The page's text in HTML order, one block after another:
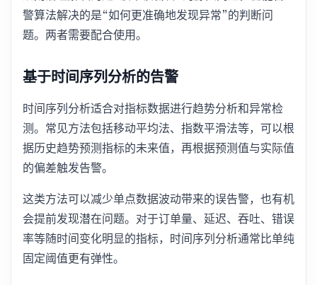
警算法解决的是“如何更准确地发现异常”的判断问
题。两者需要配合使用。
基于时间序列分析的告警
时间序列分析适合对指标数据进行趋势分析和异常检
测。常见方法包括移动平均法、指数平滑法等，可以根
据历史趋势预测指标的未来值，再根据预测值与实际值
的偏差触发告警。
这类方法可以减少单点数据波动带来的误告警，也有机
会提前发现潜在问题。对于订单量、延迟、吞吐、错误
率等随时间变化明显的指标，时间序列分析通常比单纯
固定阈值更有弹性。